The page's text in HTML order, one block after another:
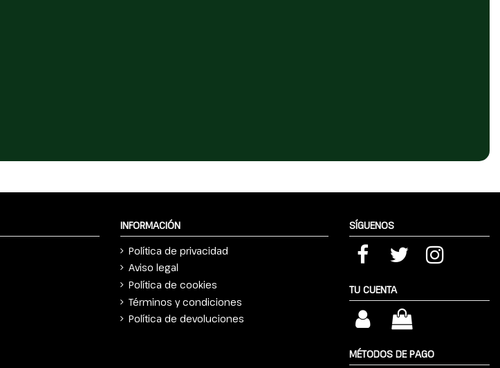
INFORMACIÓN
Política de privacidad
Aviso legal
Política de cookies
Términos y condiciones
Política de devoluciones
SÍGUENOS
TU CUENTA
MÉTODOS DE PAGO